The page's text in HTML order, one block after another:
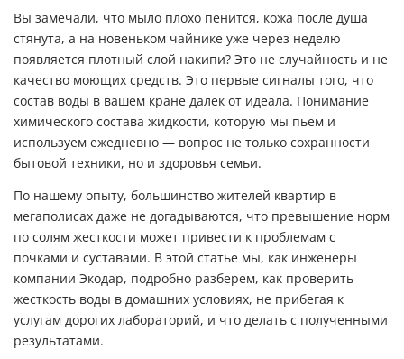
Вы замечали, что мыло плохо пенится, кожа после душа
стянута, а на новеньком чайнике уже через неделю
появляется плотный слой накипи? Это не случайность и не
качество моющих средств. Это первые сигналы того, что
состав воды в вашем кране далек от идеала. Понимание
химического состава жидкости, которую мы пьем и
используем ежедневно — вопрос не только сохранности
бытовой техники, но и здоровья семьи.
По нашему опыту, большинство жителей квартир в
мегаполисах даже не догадываются, что превышение норм
по солям жесткости может привести к проблемам с
почками и суставами. В этой статье мы, как инженеры
компании Экодар, подробно разберем, как проверить
жесткость воды в домашних условиях, не прибегая к
услугам дорогих лабораторий, и что делать с полученными
результатами.